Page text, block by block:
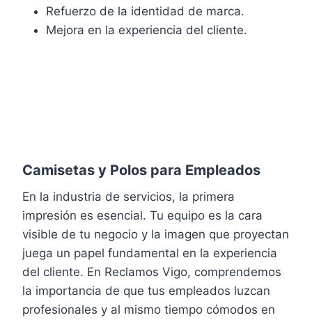
Refuerzo de la identidad de marca.
Mejora en la experiencia del cliente.
Camisetas y Polos para Empleados
En la industria de servicios, la primera
impresión es esencial. Tu equipo es la cara
visible de tu negocio y la imagen que proyectan
juega un papel fundamental en la experiencia
del cliente. En Reclamos Vigo, comprendemos
la importancia de que tus empleados luzcan
profesionales y al mismo tiempo cómodos en